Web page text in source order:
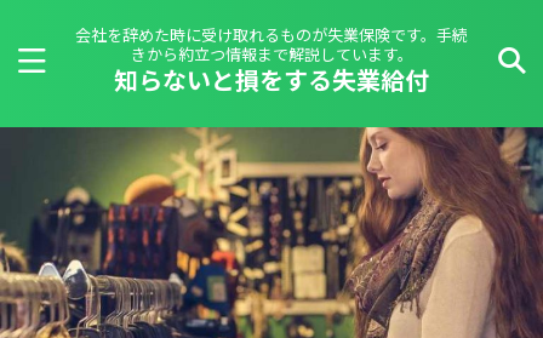
会社を辞めた時に受け取れるものが失業保険です。手続
きから約立つ情報まで解説しています。
知らないと損をする失業給付